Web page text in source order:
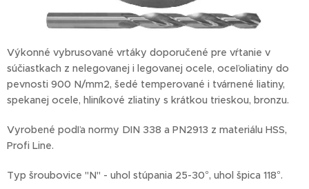
Výkonné vybrusované vrtáky doporučené pre vŕtanie v
súčiastkach z nelegovanej i legovanej ocele, oceľoliatiny do
pevnosti 900 N/mm2, šedé temperované i tvárnené liatiny,
spekanej ocele, hliníkové zliatiny s krátkou trieskou, bronzu.
Vyrobené podľa normy DIN 338 a PN2913 z materiálu HSS,
Profi Line.
Typ šroubovice "N" - uhol stúpania 25-30°, uhol špica 118°.